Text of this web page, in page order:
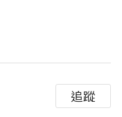
追蹤